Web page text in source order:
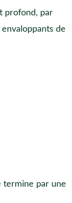
profond, par
de
termine par une